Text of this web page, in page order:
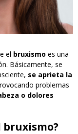
el bruxismo es una
Básicamente, se
se aprieta la
problemas
o dolores
bruxismo?